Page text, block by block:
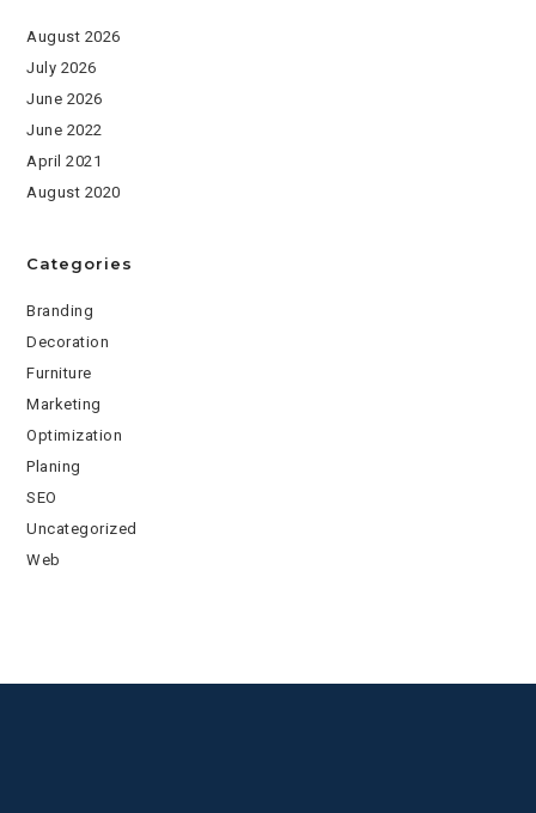
August 2026
July 2026
June 2026
June 2022
April 2021
August 2020
Categories
Branding
Decoration
Furniture
Marketing
Optimization
Planing
SEO
Uncategorized
Web